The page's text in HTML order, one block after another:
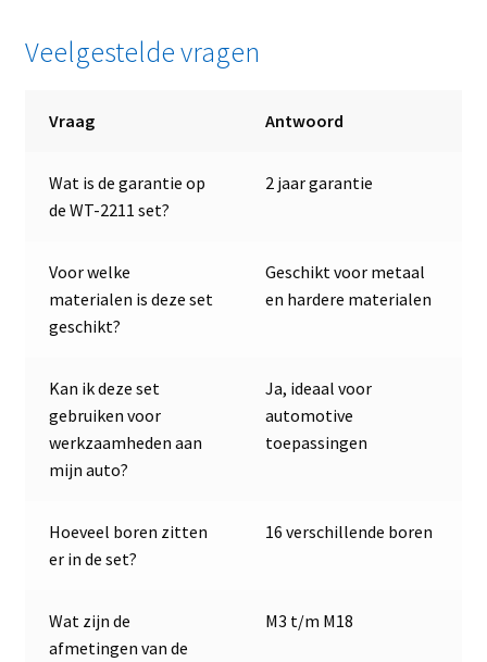
Veelgestelde vragen
Vraag Antwoord
Wat is de garantie op
de WT-2211 set?
2 jaar garantie
Voor welke
materialen is deze set
geschikt?
Geschikt voor metaal
en hardere materialen
Kan ik deze set
gebruiken voor
werkzaamheden aan
mijn auto?
Ja, ideaal voor
automotive
toepassingen
Hoeveel boren zitten
er in de set?
16 verschillende boren
Wat zijn de
afmetingen van de
M3 t/m M18